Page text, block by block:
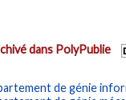
dans PolyPublie
de génie